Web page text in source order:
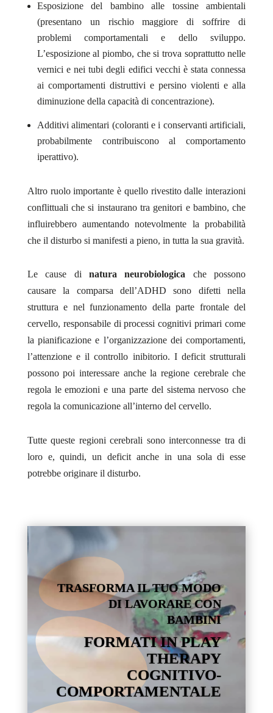
Esposizione del bambino alle tossine ambientali
(presentano un rischio maggiore di soffrire di
problemi comportamentali e dello sviluppo.
L’esposizione al piombo, che si trova soprattutto nelle
vernici e nei tubi degli edifici vecchi è stata connessa
ai comportamenti distruttivi e persino violenti e alla
diminuzione della capacità di concentrazione).
Additivi alimentari (coloranti e i conservanti artificiali,
probabilmente contribuiscono al comportamento
iperattivo).
Altro ruolo importante è quello rivestito dalle interazioni
conflittuali che si instaurano tra genitori e bambino, che
influirebbero aumentando notevolmente la probabilità
che il disturbo si manifesti a pieno, in tutta la sua gravità.
Le cause di natura neurobiologica che possono
causare la comparsa dell’ADHD sono difetti nella
struttura e nel funzionamento della parte frontale del
cervello, responsabile di processi cognitivi primari come
la pianificazione e l’organizzazione dei comportamenti,
l’attenzione e il controllo inibitorio. I deficit strutturali
possono poi interessare anche la regione cerebrale che
regola le emozioni e una parte del sistema nervoso che
regola la comunicazione all’interno del cervello.
Tutte queste regioni cerebrali sono interconnesse tra di
loro e, quindi, un deficit anche in una sola di esse
potrebbe originare il disturbo.
TRASFORMA IL TUO MODO
DI LAVORARE CON
BAMBINI
FORMATI IN PLAY
THERAPY
COGNITIVO-
COMPORTAMENTALE